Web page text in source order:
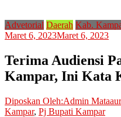
Advetorial Daerah Kab.
Maret 6, 2023Maret 6, 2023
Terima Audiensi
Kampar, Ini Kata
Diposkan Oleh:Admin
Kampar, Pj Bupati Kampar